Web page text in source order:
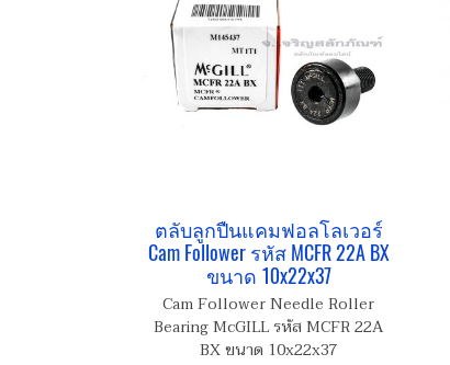
ตลับลูกปืนแคมฟอลโลเวอร์
Cam Follower รหัส MCFR 22A BX
ขนาด 10x22x37
Cam Follower Needle Roller
Bearing McGILL รหัส MCFR 22A
BX ขนาด 10x22x37